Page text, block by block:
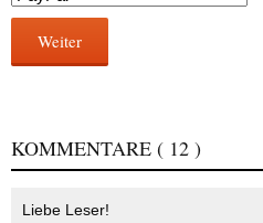
Weiter
KOMMENTARE ( 12 )
Liebe Leser!